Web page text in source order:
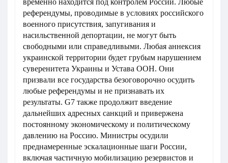
временно находится под контролем России. Любые
референдумы, проводимые в условиях российского
военного присутствия, запугивания и
насильственной депортации, не могут быть
свободными или справедливыми. Любая аннексия
украинской территории будет грубым нарушением
суверенитета Украины и Устава ООН. Они
призвали все государства безоговорочно осудить
любые референдумы и не признавать их
результаты. G7 также продолжит введение
дальнейших адресных санкций и привержена
постоянному экономическому и политическому
давлению на Россию. Министры осудили
преднамеренные эскалационные шаги России,
включая частичную мобилизацию резервистов и